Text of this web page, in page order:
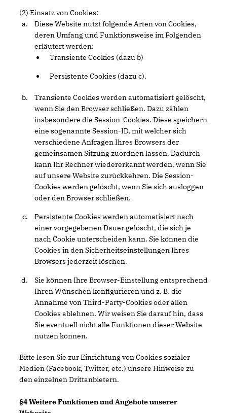
(2) Einsatz von Cookies:
Diese Website nutzt folgende Arten von Cookies,
deren Umfang und Funktionsweise im Folgenden
erläutert werden:
Transiente Cookies (dazu b)
Persistente Cookies (dazu c).
Transiente Cookies werden automatisiert gelöscht,
wenn Sie den Browser schließen. Dazu zählen
insbesondere die Session-Cookies. Diese speichern
eine sogenannte Session-ID, mit welcher sich
verschiedene Anfragen Ihres Browsers der
gemeinsamen Sitzung zuordnen lassen. Dadurch
kann Ihr Rechner wiedererkannt werden, wenn Sie
auf unsere Website zurückkehren. Die Session-
Cookies werden gelöscht, wenn Sie sich ausloggen
oder den Browser schließen.
Persistente Cookies werden automatisiert nach
einer vorgegebenen Dauer gelöscht, die sich je
nach Cookie unterscheiden kann. Sie können die
Cookies in den Sicherheitseinstellungen Ihres
Browsers jederzeit löschen.
Sie können Ihre Browser-Einstellung entsprechend
Ihren Wünschen konfigurieren und z. B. die
Annahme von Third-Party-Cookies oder allen
Cookies ablehnen. Wir weisen Sie darauf hin, dass
Sie eventuell nicht alle Funktionen dieser Website
nutzen können.
Bitte lesen Sie zur Einrichtung von Cookies sozialer
Medien (Facebook, Twitter, etc.) unsere Hinweise zu
den einzelnen Drittanbietern.
§4 Weitere Funktionen und Angebote unserer